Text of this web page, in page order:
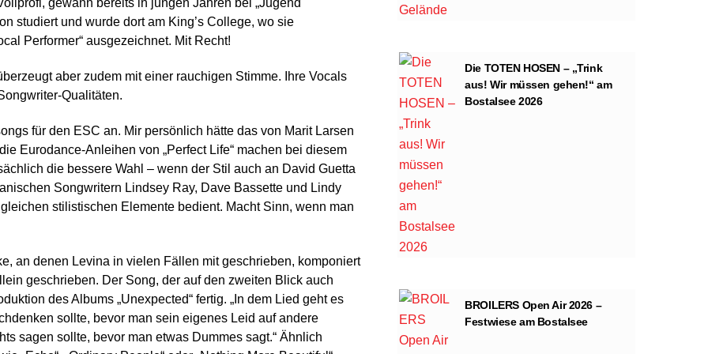
gewann bereits in jungen Jahren bei „Jugend
studiert und wurde dort am King’s College, wo sie
Performer“ ausgezeichnet. Mit Recht!
aber zudem mit einer rauchigen Stimme. Ihre Vocals
Qualitäten.
für den ESC an. Mir persönlich hätte das von Marit Larsen
Eurodance-Anleihen von „Perfect Life“ machen bei diesem
die bessere Wahl – wenn der Stil auch an David Guetta
Songwritern Lindsey Ray, Dave Bassette und Lindy
stilistischen Elemente bedient. Macht Sinn, wenn man
an denen Levina in vielen Fällen mit geschrieben, komponiert
geschrieben. Der Song, der auf den zweiten Blick auch
des Albums „Unexpected“ fertig. „In dem Lied geht es
sollte, bevor man sein eigenes Leid auf andere
sagen sollte, bevor man etwas Dummes sagt.“ Ähnlich
Die TOTEN HOSEN – „Trink
aus! Wir müssen gehen!“ am
Bostalsee 2026
BROILERS Open Air 2026 –
Festwiese am Bostalsee